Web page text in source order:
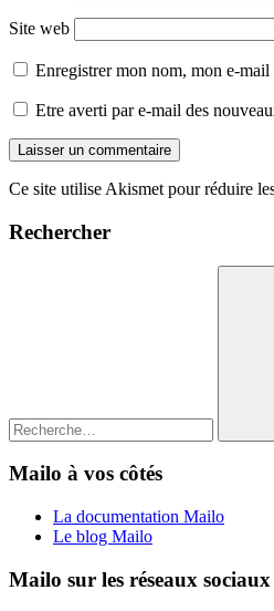
Site web
Enregistrer mon nom, mon e-
Etre averti par e-mail des
Ce site utilise Akismet pour réduire
Rechercher
Mailo à vos côtés
La documentation Mailo
Le blog Mailo
Mailo sur les réseaux sociaux